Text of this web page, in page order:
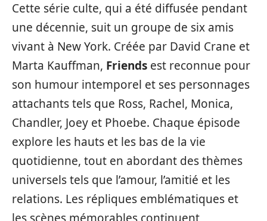
Cette série culte, qui a été diffusée pendant
une décennie, suit un groupe de six amis
vivant à New York. Créée par David Crane et
Marta Kauffman, Friends est reconnue pour
son humour intemporel et ses personnages
attachants tels que Ross, Rachel, Monica,
Chandler, Joey et Phoebe. Chaque épisode
explore les hauts et les bas de la vie
quotidienne, tout en abordant des thèmes
universels tels que l’amour, l’amitié et les
relations. Les répliques emblématiques et